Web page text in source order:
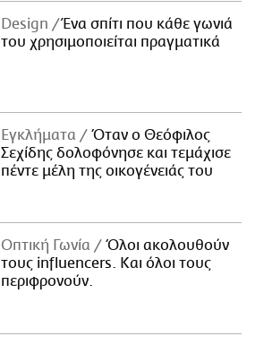
Design
Ένα σπίτι που κάθε γωνιά
του χρησιμοποιείται πραγματικά
Εγκλήματα
Όταν ο Θεόφιλος
Σεχίδης δολοφόνησε και τεμάχισε
πέντε μέλη της οικογένειάς του
Οπτική Γωνία
Όλοι ακολουθούν
τους influencers. Και όλοι τους
περιφρονούν.